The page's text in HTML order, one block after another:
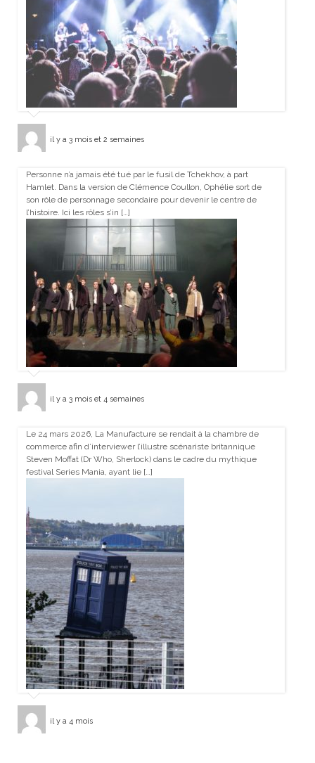
il y a 3 mois et 2 semaines
Personne n’a jamais été tué par le fusil de Tchekhov, à part
Hamlet. Dans la version de Clémence Coullon, Ophélie sort de
son rôle de personnage secondaire pour devenir le centre de
l’histoire. Ici les rôles s’in […]
il y a 3 mois et 4 semaines
Le 24 mars 2026, La Manufacture se rendait à la chambre de
commerce afin d’interviewer l’illustre scénariste britannique
Steven Moffat (Dr Who, Sherlock) dans le cadre du mythique
festival Series Mania, ayant lie […]
il y a 4 mois